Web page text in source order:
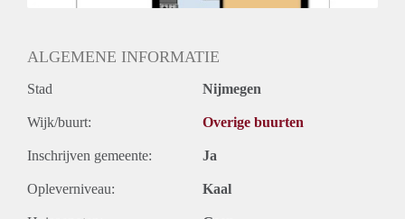
ALGEMENE INFORMATIE
Stad Nijmegen
Wijk/buurt: Overige buurten
Inschrijven gemeente: Ja
Opleverniveau: Kaal